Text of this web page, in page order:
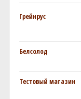
Грейнрус
Белсолод
Тестовый магазин